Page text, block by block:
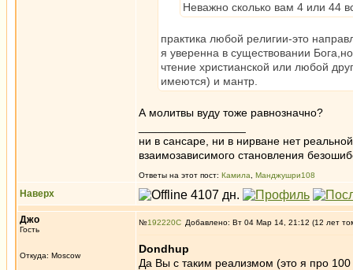
Неважно сколько вам 4 или 44
практика любой религии-это
я уверенна в существовании
чтение христианской или любой
имеются) и мантр.
А молитвы вуду тоже равнозначно?
ни в сансаре, ни в нирване нет
взаимозависимого становления
Ответы на этот пост: Камила Манджушри108
Наверх
Джо
Гость
Откуда: Moscow
№192220 Добавлено: Вт 04 Мар 14, 21:12 (12 лет
Dondhup
Да Вы с таким реализмом (это я про